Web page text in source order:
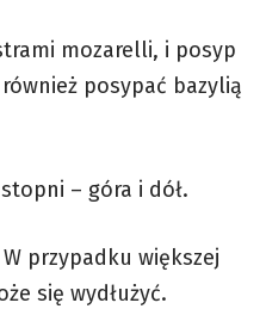
mozarelli, i posyp
posypać bazylią
– góra i dół.
przypadku większej
się wydłużyć.